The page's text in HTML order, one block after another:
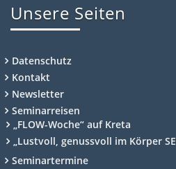
Unsere Seiten
Datenschutz
Kontakt
Newsletter
Seminarreisen
„FLOW-Woche“ auf Kreta
„Lustvoll, genussvoll im Körper
Seminartermine